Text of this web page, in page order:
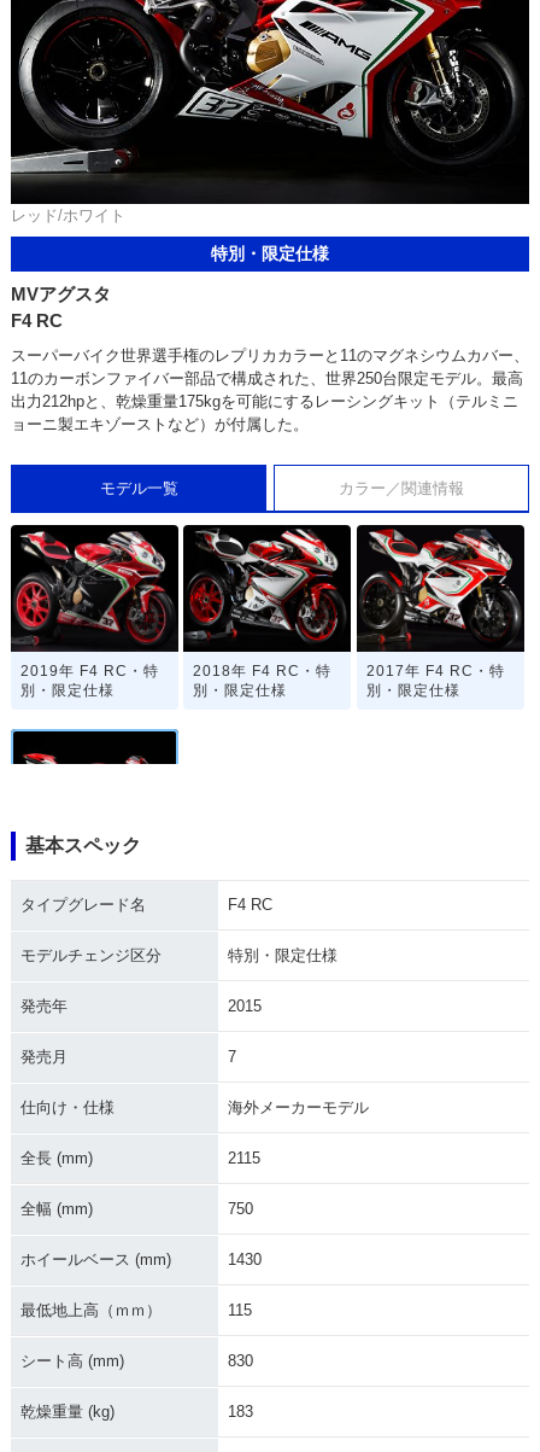
レッド/ホワイト
特別・限定仕様
MVアグスタ
F4 RC
スーパーバイク世界選手権のレプリカカラーと11のマグネシウムカバー、
11のカーボンファイバー部品で構成された、世界250台限定モデル。最高
出力212hpと、乾燥重量175kgを可能にするレーシングキット（テルミニ
ョーニ製エキゾーストなど）が付属した。
モデル一覧 カラー／関連情報
2019年 F4 RC・特
別・限定仕様
2018年 F4 RC・特
別・限定仕様
2017年 F4 RC・特
別・限定仕様
別・限定仕様
基本スペック
タイプグレード名 F4 RC
モデルチェンジ区分 特別・限定仕様
発売年 2015
発売月 7
仕向け・仕様 海外メーカーモデル
全長 (mm) 2115
全幅 (mm) 750
ホイールベース (mm) 1430
最低地上高（ｍｍ） 115
シート高 (mm) 830
乾燥重量 (kg) 183